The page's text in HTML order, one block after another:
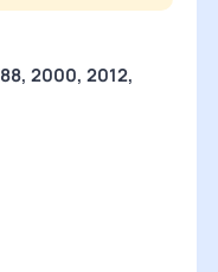
2000, 2012,